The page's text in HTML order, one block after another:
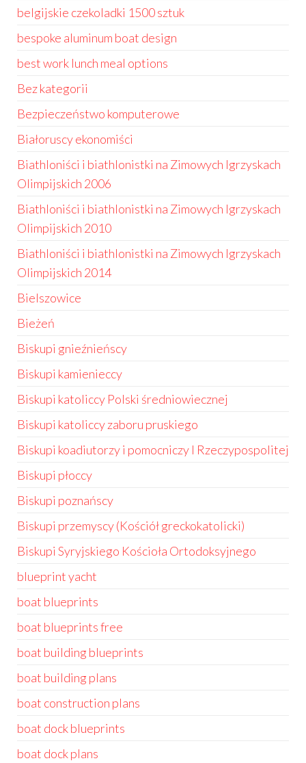
belgijskie czekoladki 1500 sztuk
bespoke aluminum boat design
best work lunch meal options
Bez kategorii
Bezpieczeństwo komputerowe
Białoruscy ekonomiści
Biathloniści i biathlonistki na Zimowych Igrzyskach
Olimpijskich 2006
Biathloniści i biathlonistki na Zimowych Igrzyskach
Olimpijskich 2010
Biathloniści i biathlonistki na Zimowych Igrzyskach
Olimpijskich 2014
Bielszowice
Bieżeń
Biskupi gnieźnieńscy
Biskupi kamienieccy
Biskupi katoliccy Polski średniowiecznej
Biskupi katoliccy zaboru pruskiego
Biskupi koadiutorzy i pomocniczy I Rzeczypospolitej
Biskupi płoccy
Biskupi poznańscy
Biskupi przemyscy (Kościół greckokatolicki)
Biskupi Syryjskiego Kościoła Ortodoksyjnego
blueprint yacht
boat blueprints
boat blueprints free
boat building blueprints
boat building plans
boat construction plans
boat dock blueprints
boat dock plans